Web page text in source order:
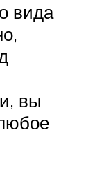
вида
вы